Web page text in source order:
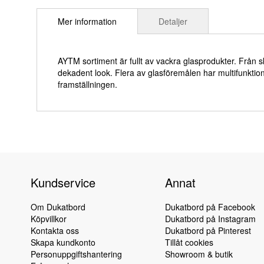
till
börjanMer information
AYTM sortiment är fullt av vackra glasprodukter. Från
dekadent look. Flera av glasföremålen har
framställningen.
Detaljer
Kundservice
Om Dukatbord
Köpvillkor
Kontakta oss
Skapa kundkonto
Personuppgiftshantering
Annat
Dukatbord på Facebook
Dukatbord på Instagram
Dukatbord på Pinterest
Tillåt cookies
Showroom & butik